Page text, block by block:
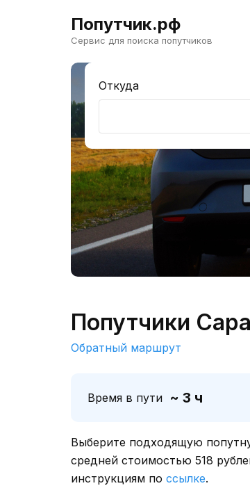
Попутчик.рф
Сервис для поиска попутчиков
Откуда
Попутчики
Обратный маршрут
Время в пути ~ 3 ч
Выберите подходящую
средней стоимостью 518
инструкциям по ссылке.